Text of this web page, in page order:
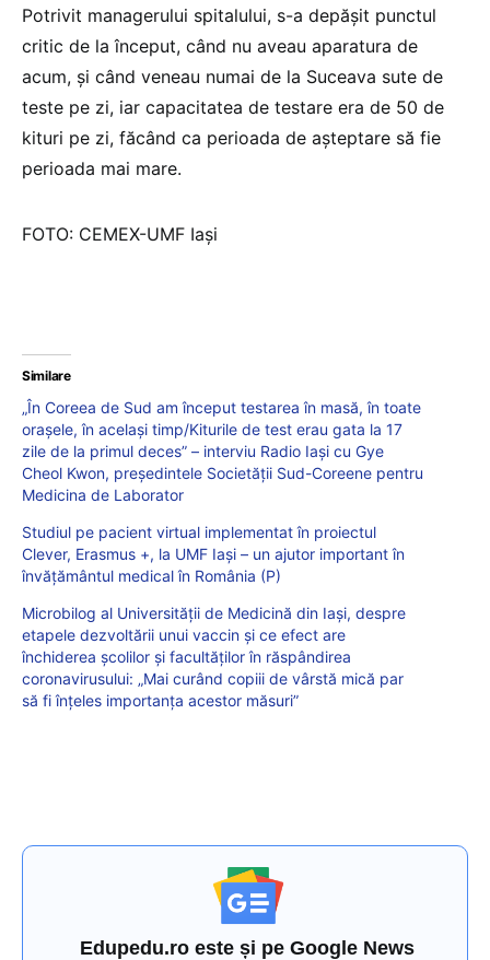
Potrivit managerului spitalului, s-a depășit punctul
critic de la început, când nu aveau aparatura de
acum, și când veneau numai de la Suceava sute de
teste pe zi, iar capacitatea de testare era de 50 de
kituri pe zi, făcând ca perioada de așteptare să fie
perioada mai mare.
FOTO: CEMEX-UMF Iași
Similare
„În Coreea de Sud am început testarea în masă, în toate
oraşele, în acelaşi timp/Kiturile de test erau gata la 17
zile de la primul deces” – interviu Radio Iași cu Gye
Cheol Kwon, preşedintele Societăţii Sud-Coreene pentru
Medicina de Laborator
Studiul pe pacient virtual implementat în proiectul
Clever, Erasmus +, la UMF Iași – un ajutor important în
învățământul medical în România (P)
Microbilog al Universității de Medicină din Iași, despre
etapele dezvoltării unui vaccin și ce efect are
închiderea școlilor și facultăților în răspândirea
coronavirusului: „Mai curând copiii de vârstă mică par
să fi înțeles importanța acestor măsuri”
Edupedu.ro este și pe Google News